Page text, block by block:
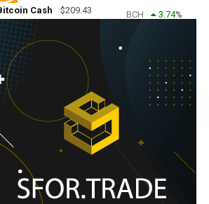
понёс
затраты
Cash $209.43 BCH 3.74%